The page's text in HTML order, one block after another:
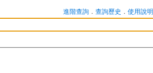
進階查詢． 查詢歷史 ． 使用說明